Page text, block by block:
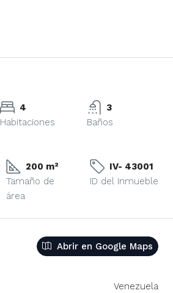
4
Habitaciones
3
Baños
200 m²
Tamaño de
área
IV- 43001
ID del Inmueble
Abrir en Google Maps
Venezuela